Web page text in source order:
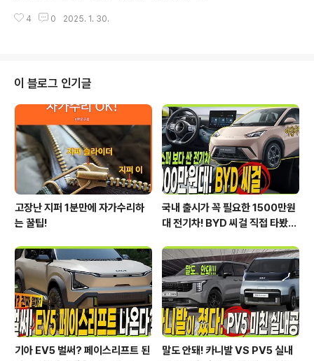
다.&nbsp;&nbsp;"> 하체 전문가 더모트스 고민수
로 만나보세요!&nbsp;&nbsp;"> 기존과 비교해 보
게 받을 수 있는 방법은 장기렌트나 리스입니다. https://w
ww.welcar.kr/recommend?userId=43049 신차정
보는 유튜브 연못구름 채널을 통해서 가장 빠르게 정보를
얻을 수 있습니다. 구독 잊지마세요^^;https://www.yout
ube.com/..
4 0 2025. 1. 30.
이 블로그 인기글
고장난 지퍼 1분만에 자가수리하
는 꿀팁!
국내 출시가 꼭 필요한 1500만원
대 전기차! BYD 씨걸 직접 타봤습
기아 EV5 벌써? 페이스리프트 된
말도 안돼! 카니발 VS PV5 실내